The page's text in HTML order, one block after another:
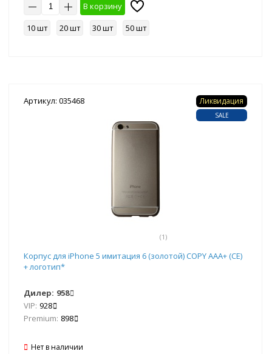
В корзину
10 шт
20 шт 30 шт 50 шт
Артикул: 035468
(1)
Ликвидация
SALE
Корпус для iPhone 5 имитация 6 (золотой) COPY AAA+ (CE)
+ логотип*
Дилер: 958
VIP: 928
Premium: 898
Нет в наличии